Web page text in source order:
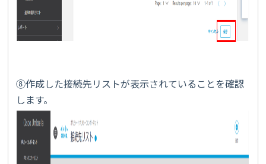
⑧作成した接続先リストが表示されていることを確認
します。